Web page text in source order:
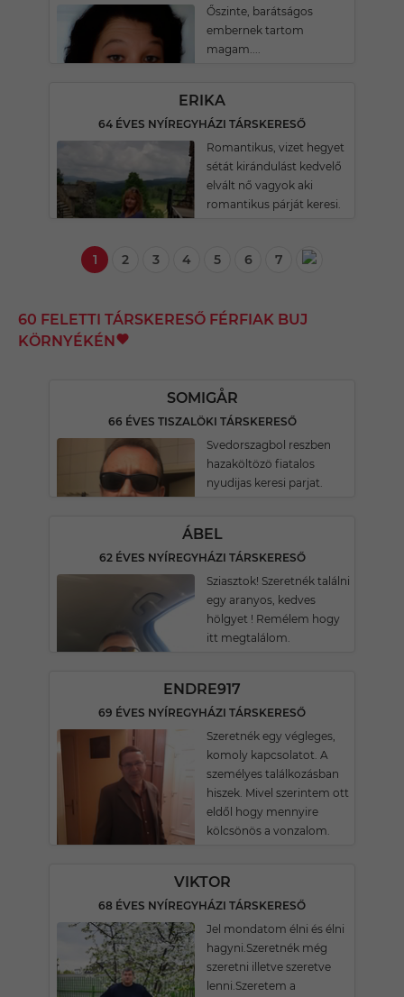
Őszinte, barátságos
embernek tartom
magam....
ERIKA
64 ÉVES NYÍREGYHÁZI TÁRSKERESŐ
Romantikus, vizet hegyet
sétát kirándulást kedvelő
elvált nő vagyok aki
romantikus párját keresi.
1 2 3 4 5 6 7
60 FELETTI TÁRSKERESŐ FÉRFIAK BUJ
KÖRNYÉKÉN
SOMIGÅR
66 ÉVES TISZALÖKI TÁRSKERESŐ
Svedorszagbol reszben
hazaköltözö fiatalos
nyudijas keresi parjat.
ÁBEL
62 ÉVES NYÍREGYHÁZI TÁRSKERESŐ
Sziasztok! Szeretnék találni
egy aranyos, kedves
hölgyet ! Remélem hogy
itt megtalálom.
ENDRE917
69 ÉVES NYÍREGYHÁZI TÁRSKERESŐ
Szeretnék egy végleges,
komoly kapcsolatot. A
személyes találkozásban
hiszek. Mivel szerintem ott
eldől hogy mennyire
kölcsönös a vonzalom.
VIKTOR
68 ÉVES NYÍREGYHÁZI TÁRSKERESŐ
Jel mondatom élni és élni
hagyni.Szeretnék még
szeretni illetve szeretve
lenni.Szeretem a